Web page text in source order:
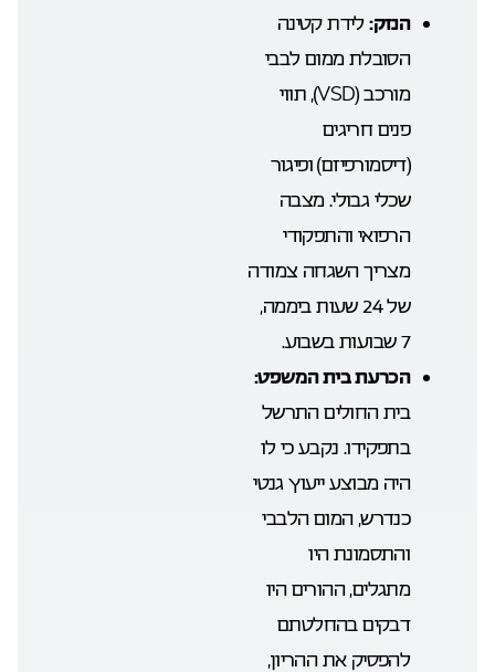
הנזק:לידת קטינה
הסובלת ממום לבבי
מורכב (VSD), תווי
פנים חריגים
(דיסמורפיזם) ופיגור
שכלי גבולי. מצבה
הרפואי והתפקודי
מצריך השגחה צמודה
של 24 שעות ביממה,
7 שבועות בשבוע.
הכרעת בית המשפט:
בית החולים התרשל
בתפקידו. נקבע כי לו
היה מבוצע ייעוץ גנטי
כנדרש, המום הלבבי
והתסמונת היו
מתגלים, ההורים היו
דבקים בהחלטתם
להפסיק את ההריון,